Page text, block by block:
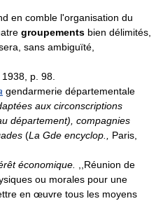
en comble l'organisation du
groupements bien délimités,
sans ambiguïté,
1938, p. 98.
gendarmerie départementale
aux circonscriptions
département), compagnies
(La Gde encyclop., Paris,
économique. ,,Réunion de
ou morales pour une
en œuvre tous les moyens